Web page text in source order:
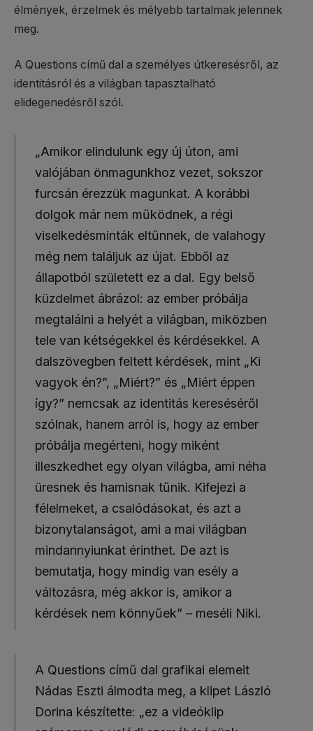
élmények, érzelmek és mélyebb tartalmak jelennek
meg.
A Questions című dal a személyes útkeresésről, az
identitásról és a világban tapasztalható
elidegenedésről szól.
„Amikor elindulunk egy új úton, ami
valójában önmagunkhoz vezet, sokszor
furcsán érezzük magunkat. A korábbi
dolgok már nem működnek, a régi
viselkedésminták eltűnnek, de valahogy
még nem találjuk az újat. Ebből az
állapotból született ez a dal. Egy belső
küzdelmet ábrázol: az ember próbálja
megtalálni a helyét a világban, miközben
tele van kétségekkel és kérdésekkel. A
dalszövegben feltett kérdések, mint „Ki
vagyok én?”, „Miért?” és „Miért éppen
így?” nemcsak az identitás kereséséről
szólnak, hanem arról is, hogy az ember
próbálja megérteni, hogy miként
illeszkedhet egy olyan világba, ami néha
üresnek és hamisnak tűnik. Kifejezi a
félelmeket, a csalódásokat, és azt a
bizonytalanságot, ami a mai világban
mindannyiunkat érinthet. De azt is
bemutatja, hogy mindig van esély a
változásra, még akkor is, amikor a
kérdések nem könnyűek” – meséli Niki.
A Questions című dal grafikai elemeit
Nádas Eszti álmodta meg, a klipet László
Dorina készítette: „ez a videóklip